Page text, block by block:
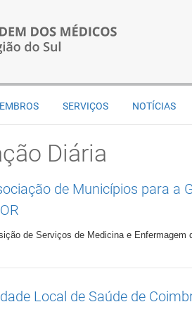
SERVIÇOS NOTÍCIAS
Diária
de Municípios para a
de Serviços de Medicina e Enfermagem
Local de Saúde de